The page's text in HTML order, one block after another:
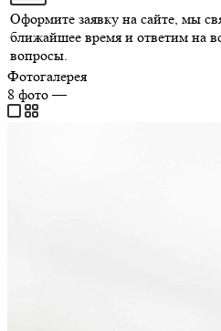
Оформите заявку на сайте, мы
ближайшее время и ответим на
вопросы.
Фотогалерея
8 фото—